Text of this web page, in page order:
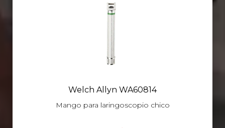
Welch Allyn WA60814
Mango para laringoscopio chico